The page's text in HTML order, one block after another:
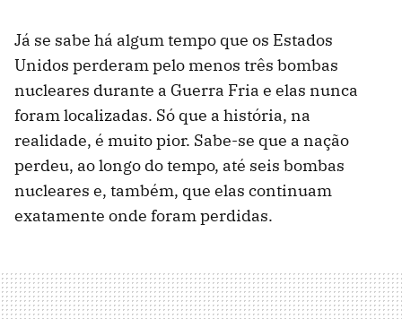
Já se sabe há algum tempo que os Estados
Unidos perderam pelo menos três bombas
nucleares durante a Guerra Fria e elas nunca
foram localizadas. Só que a história, na
realidade, é muito pior. Sabe-se que a nação
perdeu, ao longo do tempo, até seis bombas
nucleares e, também, que elas continuam
exatamente onde foram perdidas.